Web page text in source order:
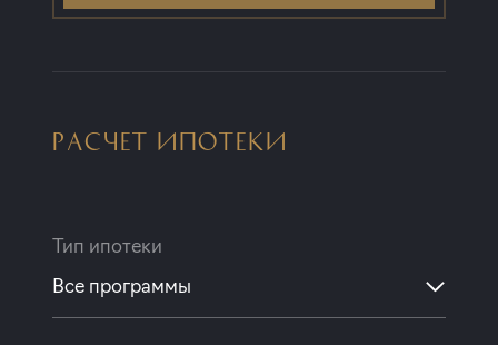
РАСЧЕТ ИПОТЕКИ
Тип ипотеки
Все программы